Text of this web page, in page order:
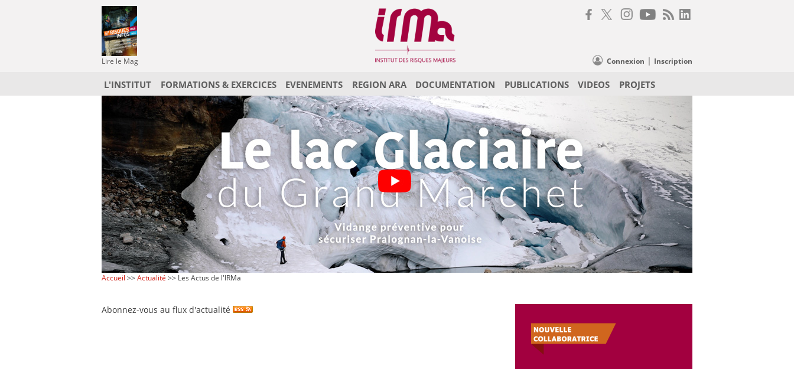
Lire le Mag Connexion | Inscription
L'INSTITUT FORMATIONS & EXERCICES EVENEMENTS REGION ARA DOCUMENTATION PUBLICATIONS VIDEOS PROJETS
Accueil >>Actualité >> Les Actus de l'IRMa
Abonnez-vous au flux d'actualité